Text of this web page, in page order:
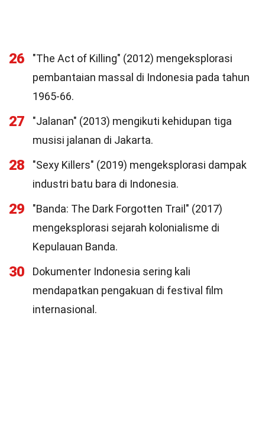
26
"The Act of Killing" (2012) mengeksplorasi
pembantaian massal di Indonesia pada tahun
1965-66.
27
"Jalanan" (2013) mengikuti kehidupan tiga
musisi jalanan di Jakarta.
28
"Sexy Killers" (2019) mengeksplorasi dampak
industri batu bara di Indonesia.
29
"Banda: The Dark Forgotten Trail" (2017)
mengeksplorasi sejarah kolonialisme di
Kepulauan Banda.
30
Dokumenter Indonesia sering kali
mendapatkan pengakuan di festival film
internasional.